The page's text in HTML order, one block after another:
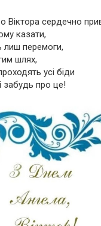
Віктора сердечно
казати,
лиш перемоги,
шлях,
усі біди
забудь про це!